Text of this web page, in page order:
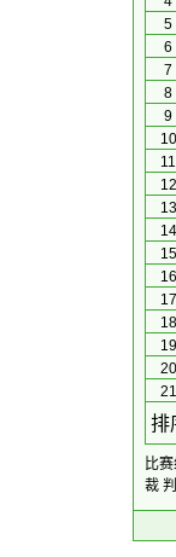
5
6
7
8
9
10
11
12
13
14
15
16
17
18
19
20
21
排
比
裁